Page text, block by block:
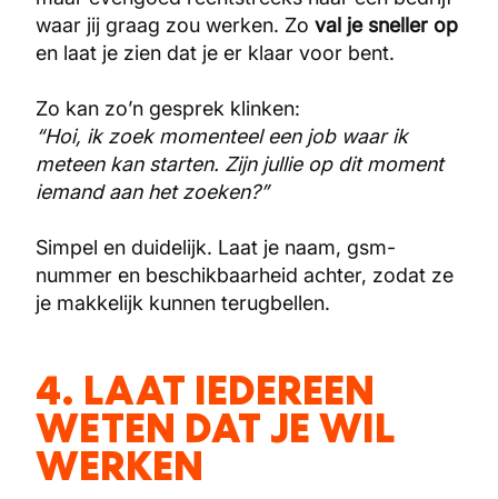
waar jij graag zou werken. Zo val je sneller op
en laat je zien dat je er klaar voor bent.
Zo kan zo’n gesprek klinken:
“Hoi, ik zoek momenteel een job waar ik
meteen kan starten. Zijn jullie op dit moment
iemand aan het zoeken?”
Simpel en duidelijk. Laat je naam, gsm-
nummer en beschikbaarheid achter, zodat ze
je makkelijk kunnen terugbellen.
4. LAAT IEDEREEN
WETEN DAT JE WIL
WERKEN